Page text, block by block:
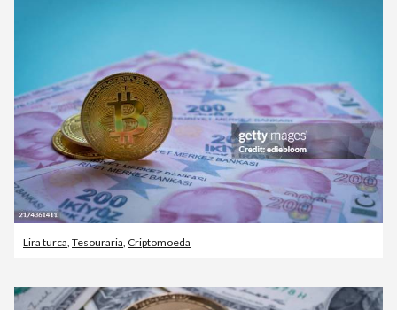
Lira turca, Tesouraria, Criptomoeda